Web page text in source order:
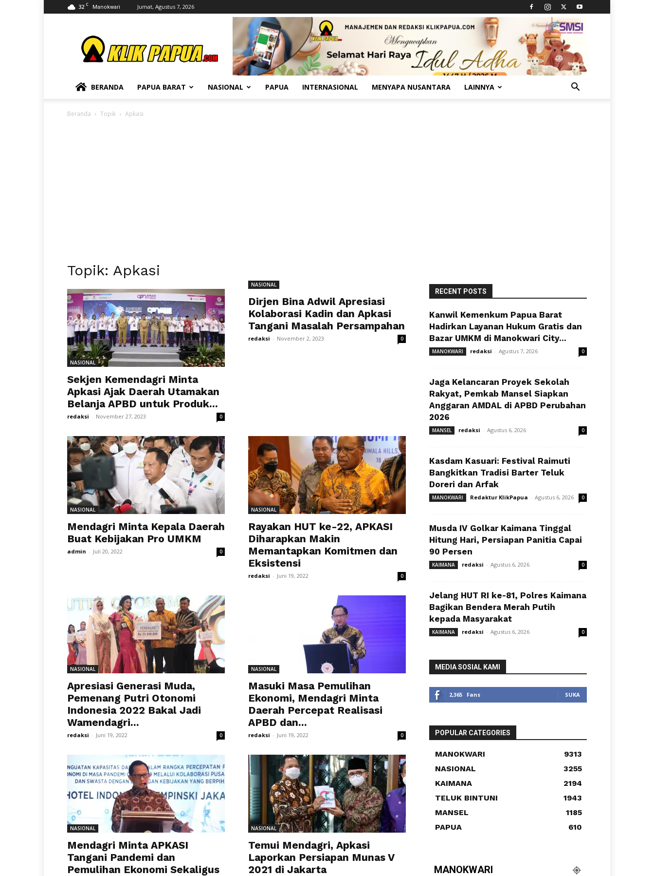
32 C Manokwari Jumat, Agustus 7, 2026
BERANDA PAPUA BARAT NASIONAL PAPUA INTERNASIONAL MENYAPA NUSANTARA LAINNYA
Beranda Topik Apkasi
Topik: Apkasi
NASIONAL
Sekjen Kemendagri Minta
Apkasi Ajak Daerah Utamakan
Belanja APBD untuk Produk...
redaksi - November 27, 2023 0
NASIONAL
Dirjen Bina Adwil Apresiasi
Kolaborasi Kadin dan Apkasi
Tangani Masalah Persampahan
redaksi - November 2, 2023 0
NASIONAL
Mendagri Minta Kepala Daerah
Buat Kebijakan Pro UMKM
admin - Juli 20, 2022 0
NASIONAL
Rayakan HUT ke-22, APKASI
Diharapkan Makin
Memantapkan Komitmen dan
Eksistensi
redaksi - Juni 19, 2022 0
NASIONAL
Apresiasi Generasi Muda,
Pemenang Putri Otonomi
Indonesia 2022 Bakal Jadi
Wamendagri...
redaksi - Juni 19, 2022 0
NASIONAL
Masuki Masa Pemulihan
Ekonomi, Mendagri Minta
Daerah Percepat Realisasi
APBD dan...
redaksi - Juni 19, 2022 0
NASIONAL
Mendagri Minta APKASI
Tangani Pandemi dan
Pemulihan Ekonomi Sekaligus
NASIONAL
Temui Mendagri, Apkasi
Laporkan Persiapan Munas V
2021 di Jakarta
RECENT POSTS
Kanwil Kemenkum Papua Barat
Hadirkan Layanan Hukum Gratis dan
Bazar UMKM di Manokwari City...
MANOKWARI redaksi - Agustus 7, 2026 0
Jaga Kelancaran Proyek Sekolah
Rakyat, Pemkab Mansel Siapkan
Anggaran AMDAL di APBD Perubahan
2026
MANSEL redaksi - Agustus 6, 2026 0
Kasdam Kasuari: Festival Raimuti
Bangkitkan Tradisi Barter Teluk
Doreri dan Arfak
MANOKWARI Redaktur KlikPapua - Agustus 6, 2026 0
Musda IV Golkar Kaimana Tinggal
Hitung Hari, Persiapan Panitia Capai
90 Persen
KAIMANA redaksi - Agustus 6, 2026 0
Jelang HUT RI ke-81, Polres Kaimana
Bagikan Bendera Merah Putih
kepada Masyarakat
KAIMANA redaksi - Agustus 6, 2026 0
MEDIA SOSIAL KAMI
2,365 Fans SUKA
POPULAR CATEGORIES
MANOKWARI
9313
NASIONAL
3255
KAIMANA
2194
TELUK BINTUNI
1943
MANSEL
1185
PAPUA
610
MANOKWARI